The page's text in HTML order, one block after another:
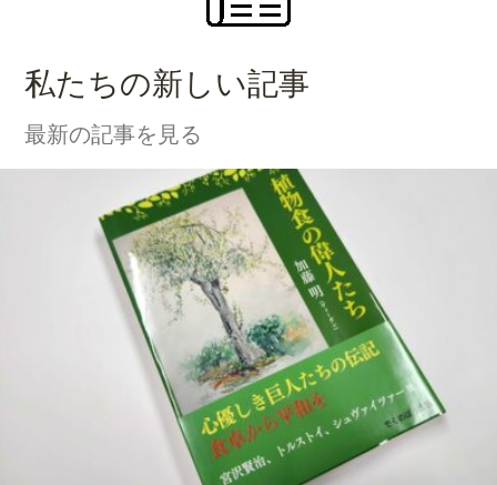
私たちの新しい記事
最新の記事を見る